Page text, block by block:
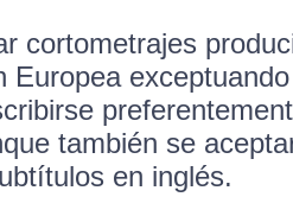
cortometrajes
Europea
también se
en inglés.